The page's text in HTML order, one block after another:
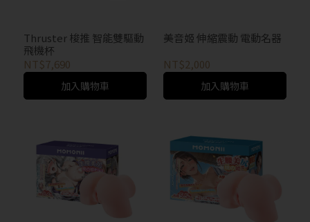
Thruster 梭推 智能雙驅動
飛機杯
NT$7,690
加入購物車
美音姬 伸縮震動 電動名器
NT$2,000
加入購物車